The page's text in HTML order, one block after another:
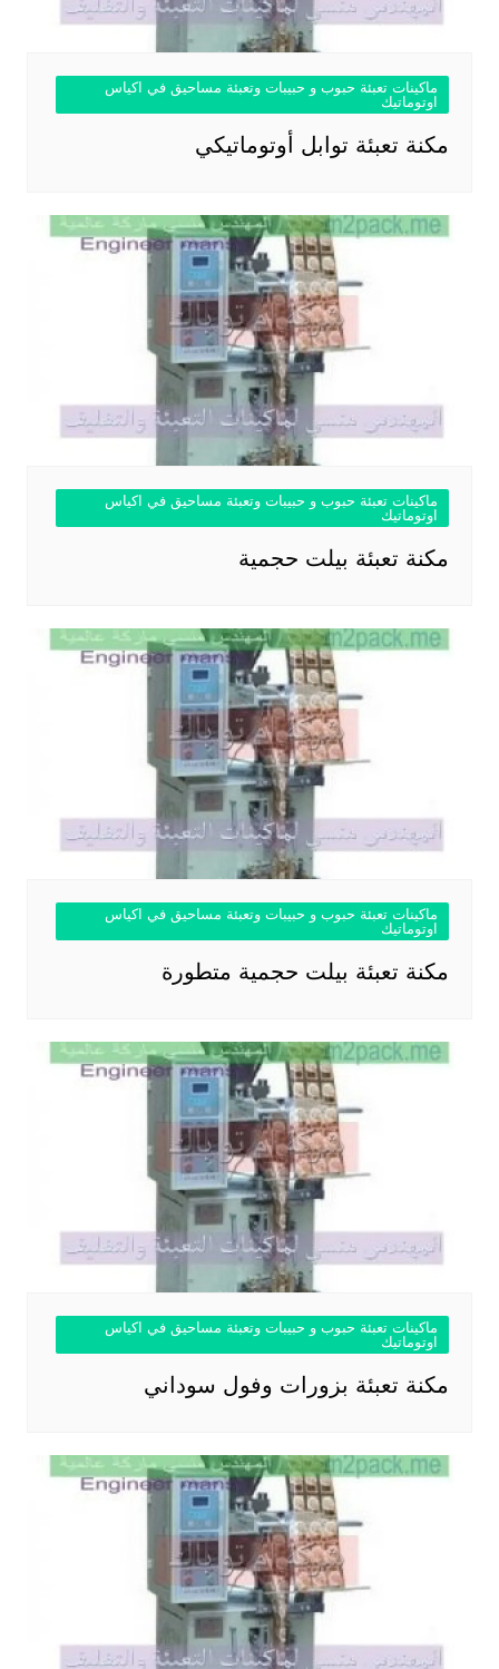
ماكينات تعبئة حبوب و حبيبات وتعبئة مساحيق في اكياس
اوتوماتيك
مكنة تعبئة توابل أوتوماتيكي
ماكينات تعبئة حبوب و حبيبات وتعبئة مساحيق في اكياس
اوتوماتيك
مكنة تعبئة بيلت حجمية
ماكينات تعبئة حبوب و حبيبات وتعبئة مساحيق في اكياس
اوتوماتيك
مكنة تعبئة بيلت حجمية متطورة
ماكينات تعبئة حبوب و حبيبات وتعبئة مساحيق في اكياس
اوتوماتيك
مكنة تعبئة بزورات وفول سوداني